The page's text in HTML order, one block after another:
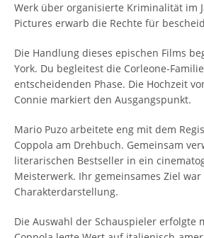
Werk über organisierte Kriminalität im
Pictures erwarb die Rechte für
Die Handlung dieses epischen Films
York. Du begleitest die Corleone-
entscheidenden Phase. Die Hochzeit
Connie markiert den Ausgangspunkt.
Mario Puzo arbeitete eng mit dem
Coppola am Drehbuch. Gemeinsam
literarischen Bestseller in ein
Meisterwerk. Ihr gemeinsames Ziel
Charakterdarstellung.
Die Auswahl der Schauspieler erfolgte